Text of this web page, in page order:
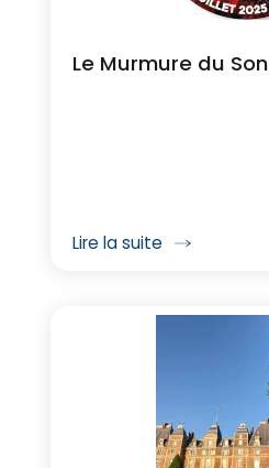
Le Murmure du Son
Lire la suite